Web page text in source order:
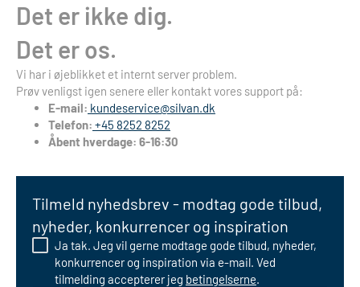
Det er ikke dig.
Det er os.
Vi har i øjeblikket et internt server problem.
Prøv venligst igen senere eller kontakt vores support på:
E-mail: kundeservice@silvan.dk
Telefon: +45 8252 8252
Åbent hverdage: 6-16:30
Tilmeld nyhedsbrev - modtag gode tilbud,
nyheder, konkurrencer og inspiration
Ja tak. Jeg vil gerne modtage gode tilbud, nyheder,
konkurrencer og inspiration via e-mail. Ved
tilmelding accepterer jeg betingelserne.